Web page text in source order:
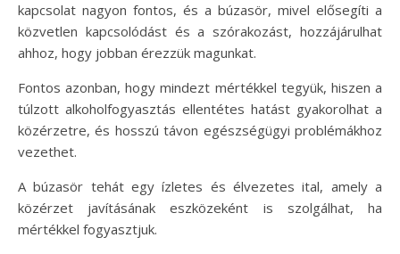
kapcsolat nagyon fontos, és a búzasör, mivel elősegíti a
közvetlen kapcsolódást és a szórakozást, hozzájárulhat
ahhoz, hogy jobban érezzük magunkat.
Fontos azonban, hogy mindezt mértékkel tegyük, hiszen a
túlzott alkoholfogyasztás ellentétes hatást gyakorolhat a
közérzetre, és hosszú távon egészségügyi problémákhoz
vezethet.
A búzasör tehát egy ízletes és élvezetes ital, amely a
közérzet javításának eszközeként is szolgálhat, ha
mértékkel fogyasztjuk.